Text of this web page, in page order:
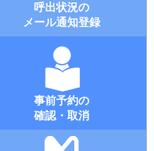
呼出状況の
メール通知登録
事前予約の
確認・取消